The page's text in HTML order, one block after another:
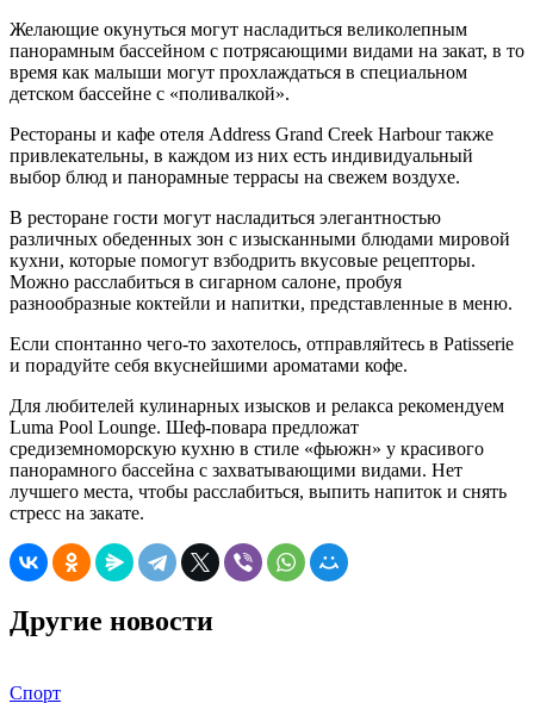
Желающие окунуться могут насладиться великолепным
панорамным бассейном с потрясающими видами на закат, в то
время как малыши могут прохлаждаться в специальном
детском бассейне с «поливалкой».
Рестораны и кафе отеля Address Grand Creek Harbour также
привлекательны, в каждом из них есть индивидуальный
выбор блюд и панорамные террасы на свежем воздухе.
В ресторане гости могут насладиться элегантностью
различных обеденных зон с изысканными блюдами мировой
кухни, которые помогут взбодрить вкусовые рецепторы.
Можно расслабиться в сигарном салоне, пробуя
разнообразные коктейли и напитки, представленные в меню.
Если спонтанно чего-то захотелось, отправляйтесь в Patisserie
и порадуйте себя вкуснейшими ароматами кофе.
Для любителей кулинарных изысков и релакса рекомендуем
Luma Pool Lounge. Шеф-повара предложат
средиземноморскую кухню в стиле «фьюжн» у красивого
панорамного бассейна с захватывающими видами. Нет
лучшего места, чтобы расслабиться, выпить напиток и снять
стресс на закате.
Другие новости
Спорт